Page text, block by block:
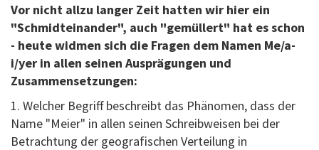
Vor nicht allzu langer Zeit hatten wir hier ein
"Schmidteinander", auch "gemüllert" hat es schon
- heute widmen sich die Fragen dem Namen Me/a-
i/yer in allen seinen Ausprägungen und
Zusammensetzungen:
1. Welcher Begriff beschreibt das Phänomen, dass der
Name "Meier" in allen seinen Schreibweisen bei der
Betrachtung der geografischen Verteilung in